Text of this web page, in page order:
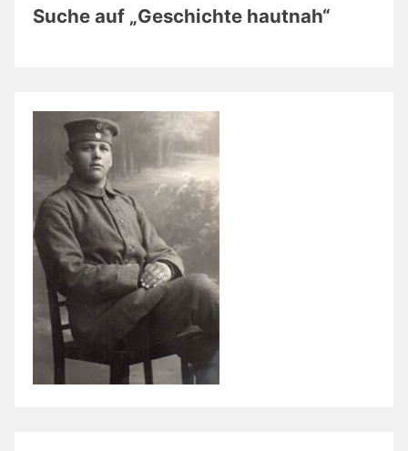
Suche auf „Geschichte hautnah“